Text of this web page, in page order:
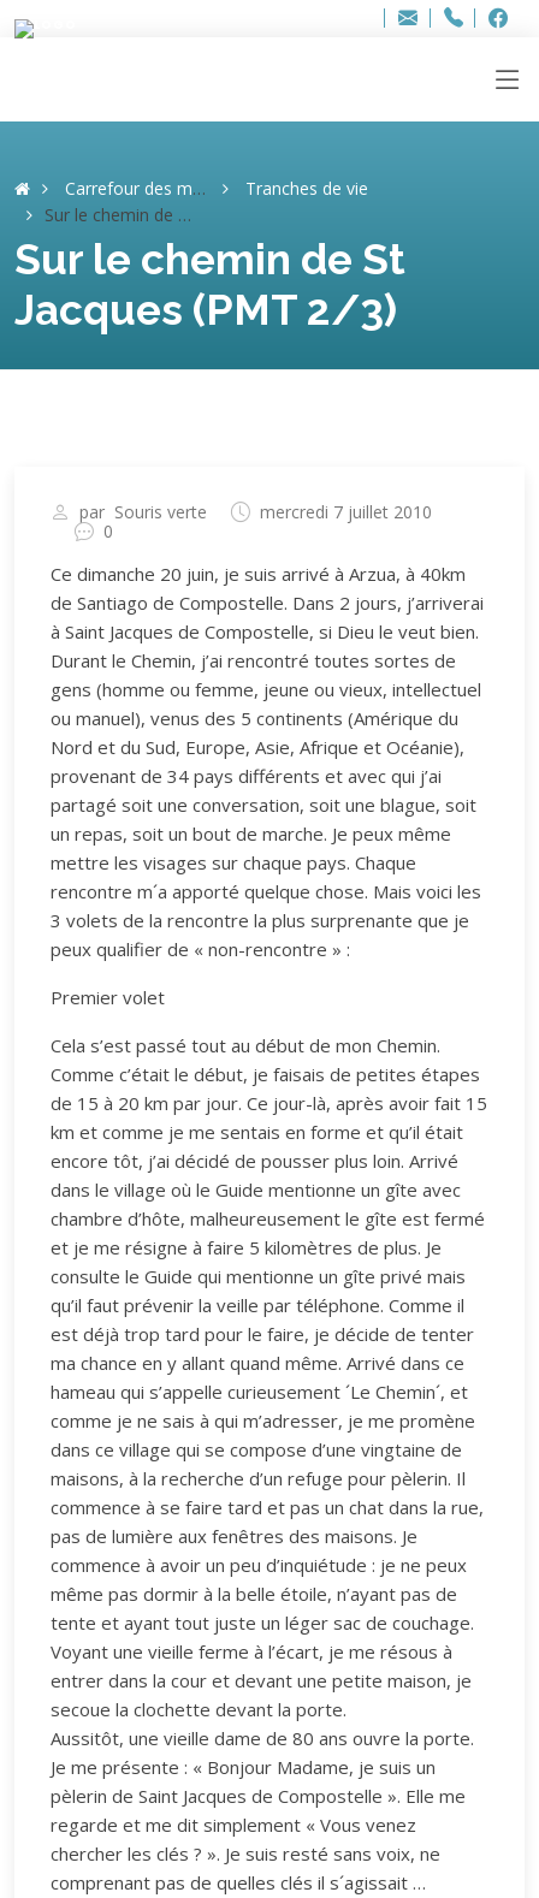
Adresse
info..hâthe..
Tel.
Tel.
Carrefour des mémoires
Tranches de vie
Sur le chemin de St Jacques (PMT 2/3)
Sur le chemin de St
Jacques (PMT 2/3)
par Souris verte
mercredi 7 juillet 2010
0
Ce dimanche 20 juin, je suis arrivé à Arzua, à 40km
de Santiago de Compostelle. Dans 2 jours, j’arriverai
à Saint Jacques de Compostelle, si Dieu le veut bien.
Durant le Chemin, j’ai rencontré toutes sortes de
gens (homme ou femme, jeune ou vieux, intellectuel
ou manuel), venus des 5 continents (Amérique du
Nord et du Sud, Europe, Asie, Afrique et Océanie),
provenant de 34 pays différents et avec qui j’ai
partagé soit une conversation, soit une blague, soit
un repas, soit un bout de marche. Je peux même
mettre les visages sur chaque pays. Chaque
rencontre m´a apporté quelque chose. Mais voici les
3 volets de la rencontre la plus surprenante que je
peux qualifier de « non-rencontre » :
Premier volet
Cela s’est passé tout au début de mon Chemin.
Comme c’était le début, je faisais de petites étapes
de 15 à 20 km par jour. Ce jour-là, après avoir fait 15
km et comme je me sentais en forme et qu’il était
encore tôt, j’ai décidé de pousser plus loin. Arrivé
dans le village où le Guide mentionne un gîte avec
chambre d’hôte, malheureusement le gîte est fermé
et je me résigne à faire 5 kilomètres de plus. Je
consulte le Guide qui mentionne un gîte privé mais
qu’il faut prévenir la veille par téléphone. Comme il
est déjà trop tard pour le faire, je décide de tenter
ma chance en y allant quand même. Arrivé dans ce
hameau qui s’appelle curieusement ´Le Chemin´, et
comme je ne sais à qui m’adresser, je me promène
dans ce village qui se compose d’une vingtaine de
maisons, à la recherche d’un refuge pour pèlerin. Il
commence à se faire tard et pas un chat dans la rue,
pas de lumière aux fenêtres des maisons. Je
commence à avoir un peu d’inquiétude : je ne peux
même pas dormir à la belle étoile, n’ayant pas de
tente et ayant tout juste un léger sac de couchage.
Voyant une vieille ferme à l’écart, je me résous à
entrer dans la cour et devant une petite maison, je
secoue la clochette devant la porte.
Aussitôt, une vieille dame de 80 ans ouvre la porte.
Je me présente : « Bonjour Madame, je suis un
pèlerin de Saint Jacques de Compostelle ». Elle me
regarde et me dit simplement « Vous venez
chercher les clés ? ». Je suis resté sans voix, ne
comprenant pas de quelles clés il s´agissait …